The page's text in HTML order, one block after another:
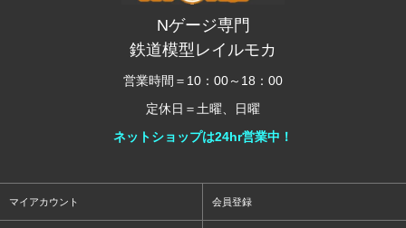
Nゲージ専門
鉄道模型レイルモカ
営業時間＝10：00～18：00
定休日＝土曜、日曜
ネットショップは24hr営業中！
マイアカウント 会員登録